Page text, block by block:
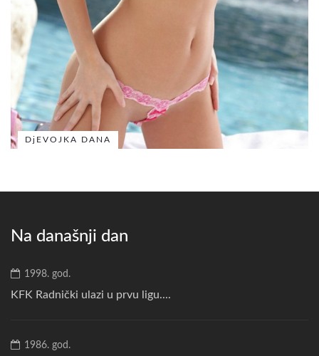
DjEVOJKA DANA
Na današnji dan
1998. god.
KFK Radnički ulazi u prvu ligu....
1986. god.